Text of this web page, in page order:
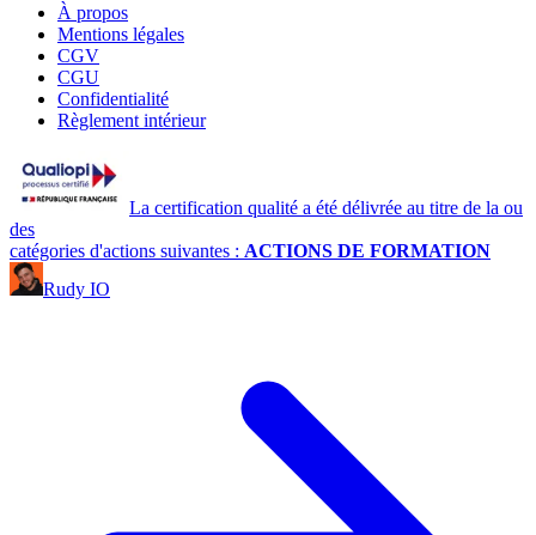
À propos
Mentions légales
CGV
CGU
Confidentialité
Règlement intérieur
La certification qualité a été délivrée au titre de la ou
des
catégories d'actions suivantes : ACTIONS DE FORMATION
Rudy IO